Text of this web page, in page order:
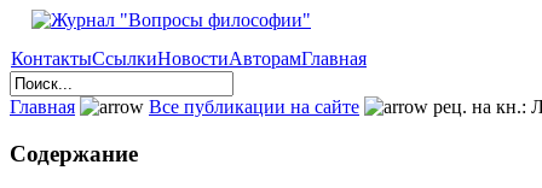
КонтактыСсылкиНовостиАвторамГлавная
Главная Все публикации на сайте рец. на кн.:
Содержание